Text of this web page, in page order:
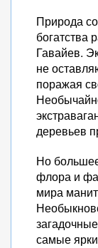
Природа
богатства
Гавайев.
не
поражая
деревьев
Но
флора и
мира
самые